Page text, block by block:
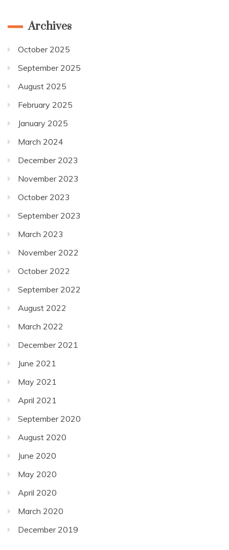
Archives
October 2025
September 2025
August 2025
February 2025
January 2025
March 2024
December 2023
November 2023
October 2023
September 2023
March 2023
November 2022
October 2022
September 2022
August 2022
March 2022
December 2021
June 2021
May 2021
April 2021
September 2020
August 2020
June 2020
May 2020
April 2020
March 2020
December 2019